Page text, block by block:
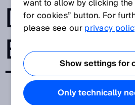
DE
ET DE
want to allow by clicking
for cookies” button. For
please see ourprivacy
Show settings for
Only technically